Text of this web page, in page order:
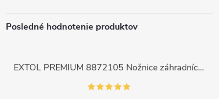
Posledné hodnotenie produktov
EXTOL PREMIUM 8872105 Nožnice záhradnícke dlhé úzke, 200mm, max. prestrih Ø6mm